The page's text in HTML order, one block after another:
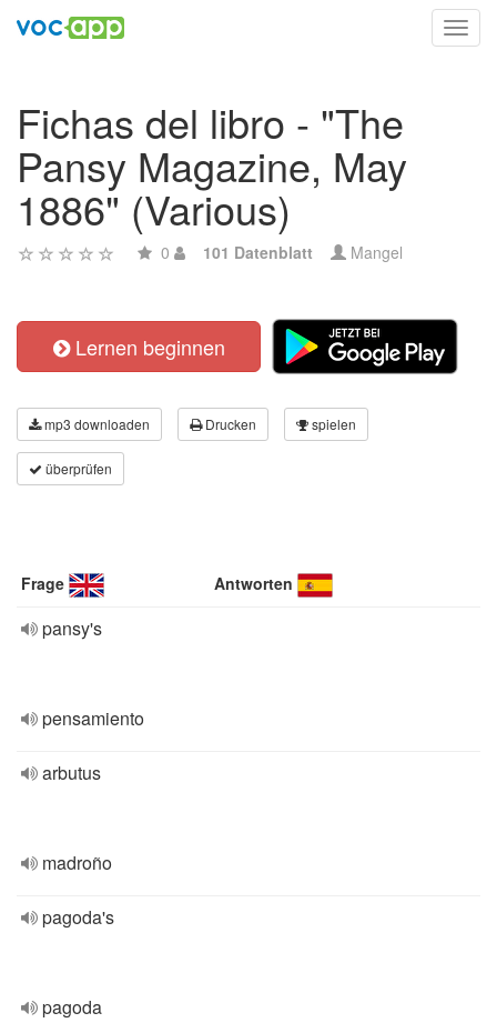
Fichas del libro - "The
Pansy Magazine, May
1886" (Various)
0 101 Datenblatt Mangel
Lernen beginnen
mp3 downloaden Drucken spielen
überprüfen
Frage Antworten
pansy's
pensamiento
arbutus
madroño
pagoda's
pagoda